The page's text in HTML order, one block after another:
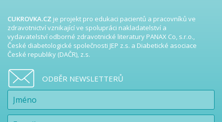
CUKROVKA.CZ je projekt pro edukaci pacientů a pracovníků ve
zdravotnictví vznikající ve spolupráci nakladatelství a
vydavatelství odborné zdravotnické literatury PANAX Co, s.r.o.,
České diabetologické společnosti JEP z.s. a Diabetické asociace
České republiky (DAČR), z.s.
ODBĚR NEWSLETTERŮ